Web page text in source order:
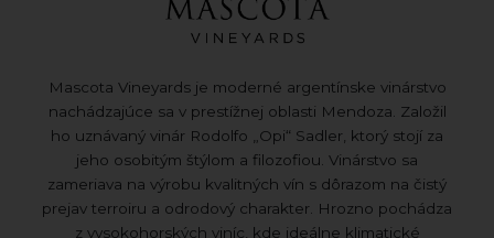
Mascota Vineyards je moderné argentínske vinárstvo
nachádzajúce sa v prestížnej oblasti Mendoza. Založil
ho uznávaný vinár Rodolfo „Opi“ Sadler, ktorý stojí za
jeho osobitým štýlom a filozofiou. Vinárstvo sa
zameriava na výrobu kvalitných vín s dôrazom na čistý
prejav terroiru a odrodový charakter. Hrozno pochádza
z vysokohorských viníc, kde ideálne klimatické